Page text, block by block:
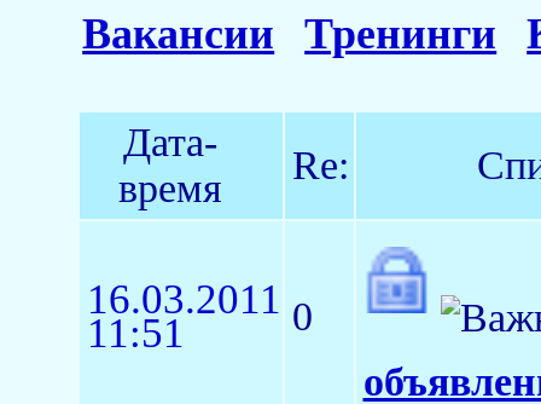
Вакансии Тренинги
Дата-
время
Re:
16.03.2011
11:51
0